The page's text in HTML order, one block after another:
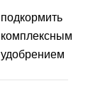
подкормить
комплексным
удобрением